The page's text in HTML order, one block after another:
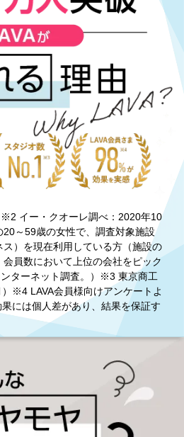
イー・クオーレ調べ：2020年10
20～59歳の女性で、調査対象施設
ス）を現在利用している方（施設の
員数において上位の会社をピック
ターネット調査。）※3 東京商工
※4 LAVA会員様向けアンケートよ
には個人差があり、結果を保証す